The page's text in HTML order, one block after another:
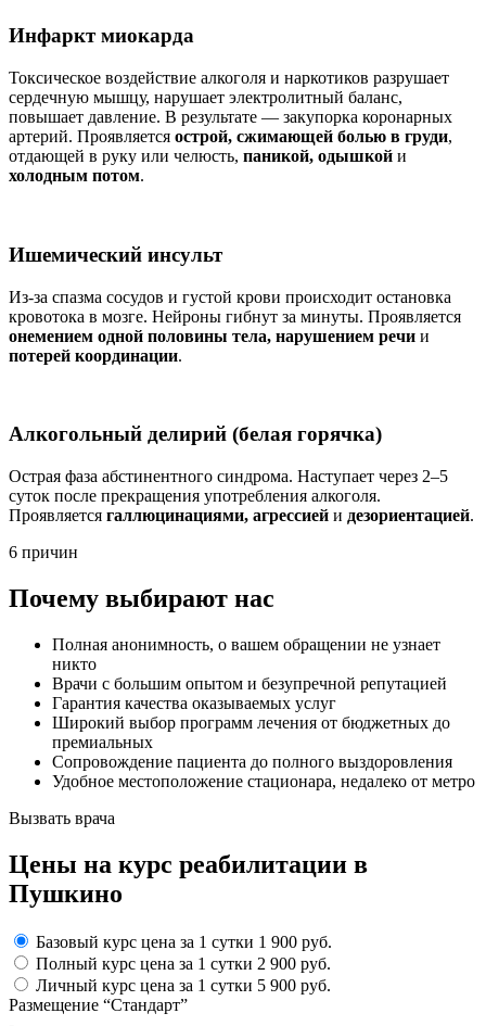
Инфаркт миокарда
Токсическое воздействие алкоголя и наркотиков разрушает
сердечную мышцу, нарушает электролитный баланс,
повышает давление. В результате — закупорка коронарных
артерий. Проявляется острой, сжимающей болью в груди,
отдающей в руку или челюсть, паникой, одышкой и
холодным потом.
Ишемический инсульт
Из-за спазма сосудов и густой крови происходит остановка
кровотока в мозге. Нейроны гибнут за минуты. Проявляется
онемением одной половины тела, нарушением речи и
потерей координации.
Алкогольный делирий (белая горячка)
Острая фаза абстинентного синдрома. Наступает через 2–5
суток после прекращения употребления алкоголя.
Проявляется галлюцинациями, агрессией и дезориентацией.
6 причин
Почему выбирают нас
Полная анонимность, о вашем обращении не узнает
никто
Врачи с большим опытом и безупречной репутацией
Гарантия качества оказываемых услуг
Широкий выбор программ лечения от бюджетных до
премиальных
Сопровождение пациента до полного выздоровления
Удобное местоположение стационара, недалеко от метро
Вызвать врача
Цены на курс реабилитации в
Пушкино
Базовый курс цена за 1 сутки 1 900 руб.
Полный курс цена за 1 сутки 2 900 руб.
Личный курс цена за 1 сутки 5 900 руб.
Размещение “Стандарт”